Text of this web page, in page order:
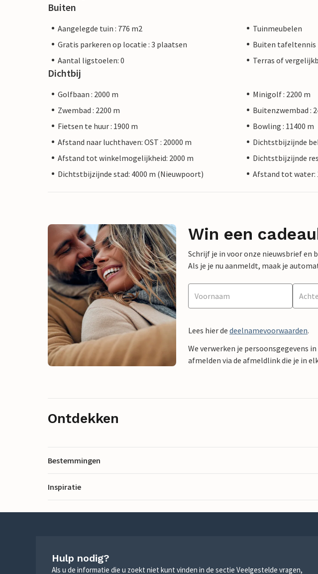
Buiten
Aangelegde tuin : 776 m2
Tuinmeubelen
Gratis parkeren op locatie : 3 plaatsen
Buiten tafeltennis
Aantal ligstoelen: 0
Terras of
Dichtbij
Golfbaan : 2000 m
Minigolf : 2200 m
Zwembad : 2200 m
Buitenzwembad :
Fietsen te huur : 1900 m
Bowling : 11400 m
Afstand naar luchthaven: OST : 20000 m
Dichtstbijzijnde
Afstand tot winkelmogelijkheid: 2000 m
Dichtstbijzijnde
Dichtstbijzijnde stad: 4000 m (Nieuwpoort)
Afstand tot water:
Win een
Schrijf je in voor onze nieuwsbrief en
Als je je nu aanmeldt, maak je
Lees hier de deelnamevoorwaarden.
We verwerken je persoonsgegevens
afmelden via de afmeldlink die je in
Ontdekken
Bestemmingen
Inspiratie
Hulp nodig?
Als u de informatie die u zoekt niet kunt vinden in de sectie Veelgestelde vragen,